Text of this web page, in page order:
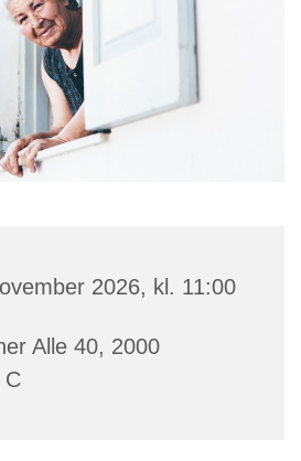
2026, kl. 11:00
Alle 40, 2000
C